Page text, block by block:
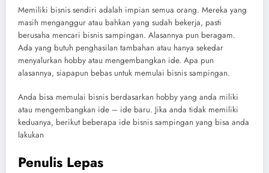
Memiliki bisnis sendiri adalah impian semua orang. Mereka yang
masih menganggur atau bahkan yang sudah bekerja, pasti
berusaha mencari bisnis sampingan. Alasannya pun beragam.
Ada yang butuh penghasilan tambahan atau hanya sekedar
menyalurkan hobby atau mengembangkan ide. Apa pun
alasannya, siapapun bebas untuk memulai bisnis sampingan.
Anda bisa memulai bisnis berdasarkan hobby yang anda miliki
atau mengembangkan ide – ide baru. Jika anda tidak memiliki
keduanya, berikut beberapa ide bisnis sampingan yang bisa anda
lakukan
Penulis Lepas